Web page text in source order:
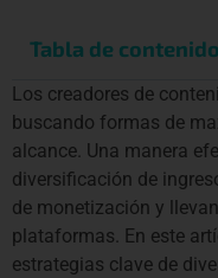
Tabla de
Los creadores de
buscando formas de
alcance. Una manera
diversificación de
de monetización y
plataformas. En este
estrategias clave de